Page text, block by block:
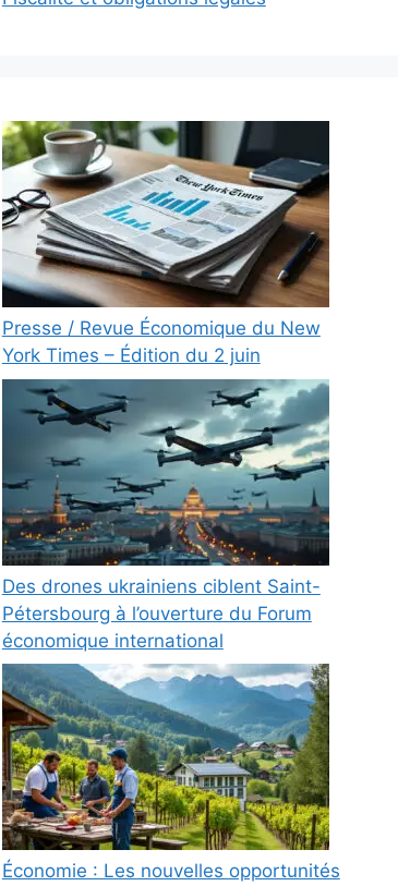
Presse / Revue Économique du New
York Times – Édition du 2 juin
Des drones ukrainiens ciblent Saint-
Pétersbourg à l’ouverture du Forum
économique international
Économie : Les nouvelles opportunités